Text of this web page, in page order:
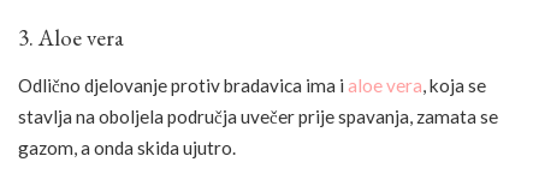
3. Aloe vera
Odlično djelovanje protiv bradavica ima i aloe vera , koja se
stavlja na oboljela područja uvečer prije spavanja, zamata se
gazom, a onda skida ujutro.